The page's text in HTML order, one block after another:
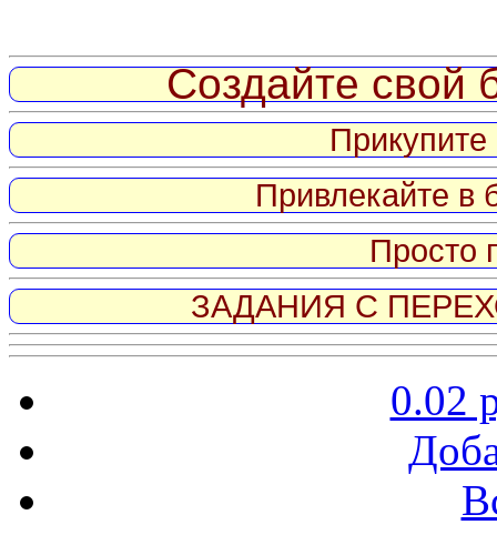
Создайте свой
Привлекайте в
Просто
ЗАДАНИЯ С
0.02